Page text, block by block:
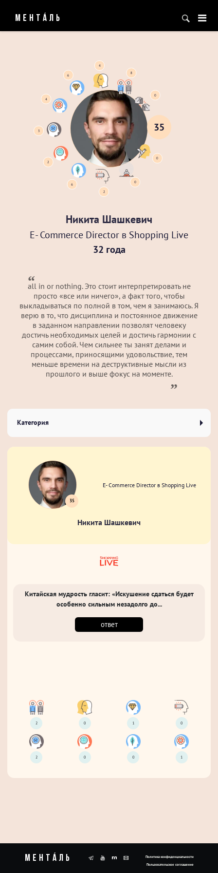
МЕНТÁЛЬ
35
Никита Шашкевич
E- Commerce Director в Shopping Live
32 года
all in or nothing. Это стоит интерпретировать не
просто «все или ничего», а факт того, чтобы
выкладываться по полной в том, чем я занимаюсь. Я
верю в то, что дисциплина и постоянное движение
в заданном направлении позволят человеку
достичь необходимых целей и достичь гармонии с
самим собой. Чем сильнее ты занят делами и
процессами, приносящими удовольствие, тем
меньше времени на деструктивные мысли из
прошлого и выше фокус на моменте.
Категория
35
E- Commerce Director в Shopping Live
Никита Шашкевич
Китайская мудрость гласит: «Искушение сдаться будет
особенно сильным незадолго до...
ответ
2 0 1 0
2 0 0 1
Ментáль
Политика конфиденциальности
Пользовательское соглашение